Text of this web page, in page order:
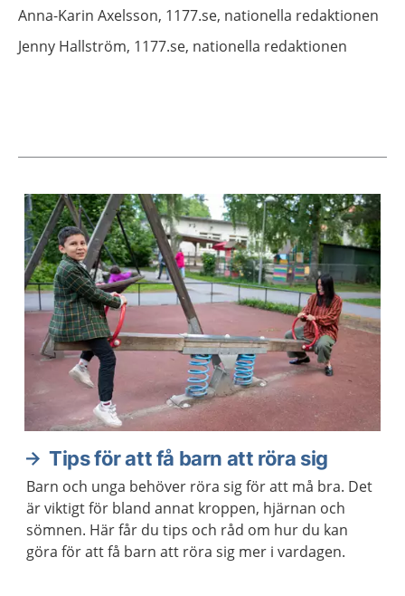
Anna-Karin Axelsson, 1177.se, nationella redaktionen
Jenny Hallström, 1177.se, nationella redaktionen
Aktuella artiklar
Tips för att få barn att röra sig
Barn och unga behöver röra sig för att må bra. Det
är viktigt för bland annat kroppen, hjärnan och
sömnen. Här får du tips och råd om hur du kan
göra för att få barn att röra sig mer i vardagen.